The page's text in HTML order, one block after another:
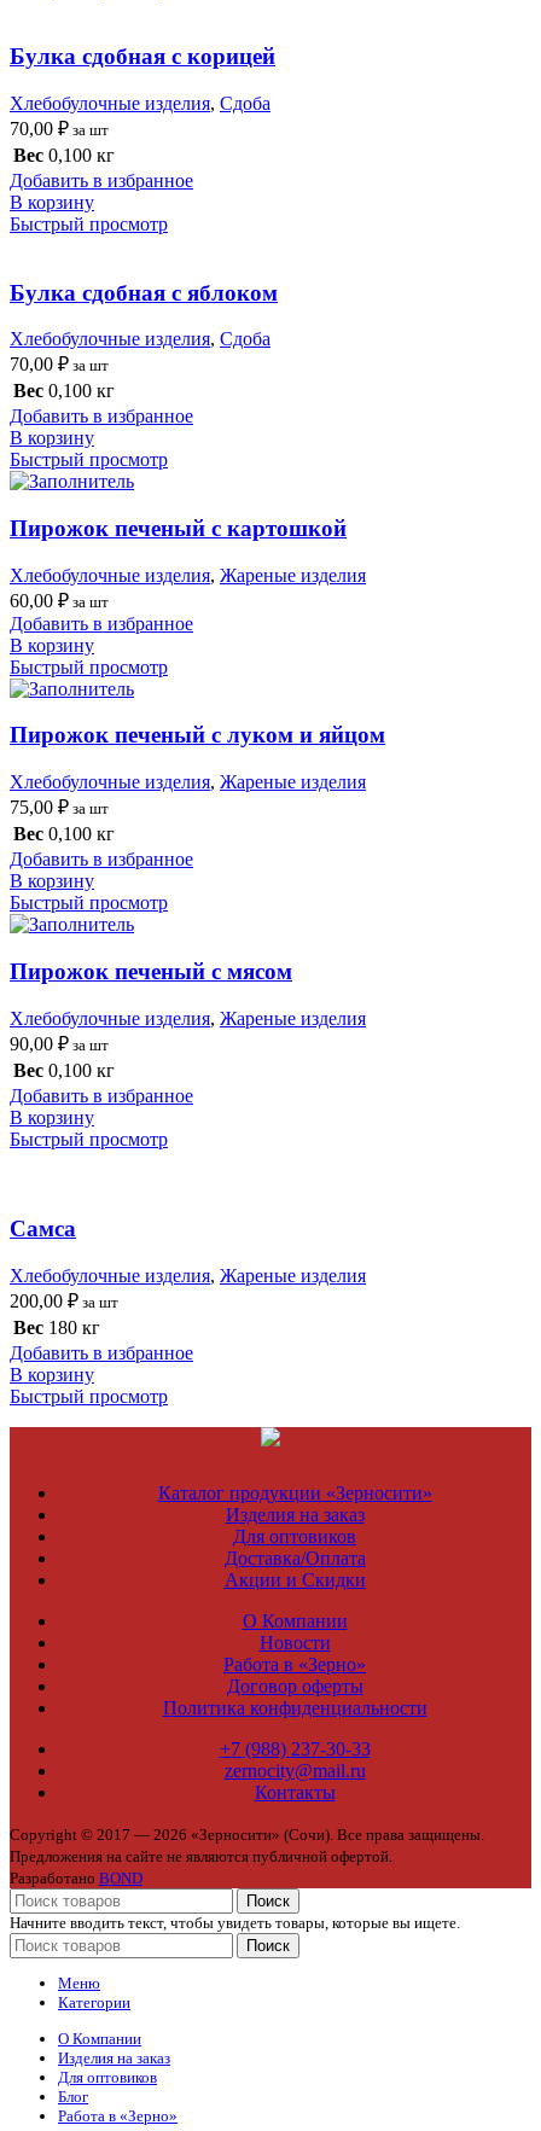
Булка сдобная с корицей
Хлебобулочные изделия, Сдоба
70,00 ₽ за шт
Вес 0,100 кг
Добавить в избранное
В корзину
Быстрый просмотр
Булка сдобная с яблоком
Хлебобулочные изделия, Сдоба
70,00 ₽ за шт
Вес 0,100 кг
Добавить в избранное
В корзину
Быстрый просмотр
Пирожок печеный с картошкой
Хлебобулочные изделия, Жареные изделия
60,00 ₽ за шт
Добавить в избранное
В корзину
Быстрый просмотр
Пирожок печеный с луком и яйцом
Хлебобулочные изделия, Жареные изделия
75,00 ₽ за шт
Вес 0,100 кг
Добавить в избранное
В корзину
Быстрый просмотр
Пирожок печеный с мясом
Хлебобулочные изделия, Жареные изделия
90,00 ₽ за шт
Вес 0,100 кг
Добавить в избранное
В корзину
Быстрый просмотр
Самса
Хлебобулочные изделия, Жареные изделия
200,00 ₽ за шт
Вес 180 кг
Добавить в избранное
В корзину
Быстрый просмотр
Каталог продукции «Зерносити»
Изделия на заказ
Для оптовиков
Доставка/Оплата
Акции и Скидки
О Компании
Новости
Работа в «Зерно»
Договор оферты
Политика конфиденциальности
+7 (988) 237-30-33
zernocity@mail.ru
Контакты
Copyright © 2017 — 2026 «Зерносити» (Сочи). Все права защищены.
Предложения на сайте не являются публичной офертой.
Разработано BOND
Поиск
Начните вводить текст, чтобы увидеть товары, которые вы ищете.
Поиск
Меню
Категории
О Компании
Изделия на заказ
Для оптовиков
Блог
Работа в «Зерно»